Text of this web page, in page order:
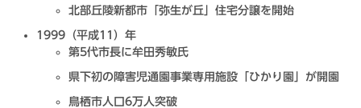
北部丘陵新都市「弥生が丘」住宅分譲を開始
1999（平成11）年
第5代市長に牟田秀敏氏
県下初の障害児通園事業専用施設「ひかり園」が開園
鳥栖市人口6万人突破